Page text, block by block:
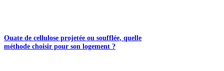
Ouate de cellulose projetée ou soufflée, quelle
méthode choisir pour son logement ?